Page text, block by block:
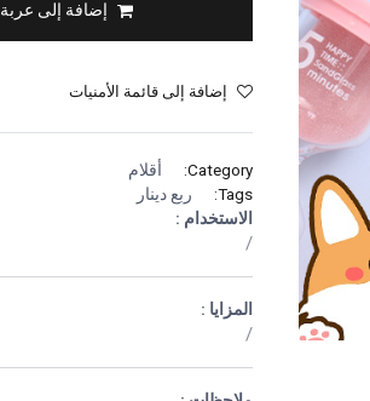
إضافة إلى
إضافة إلى قائمة الأمنيات
Category:
أقلام
Tags:
ربع دينار
الاستخدام :
/
المزايا :
/